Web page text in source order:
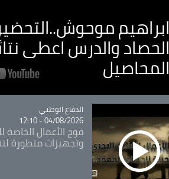
ابراهيم
الحصاد والدرس اعطى
المحاصيل
Catégorie
الدفاع الوطني
04/08/2026 - 12:10
فوج الأعمال الخاصة
وتجهيزات متطورة